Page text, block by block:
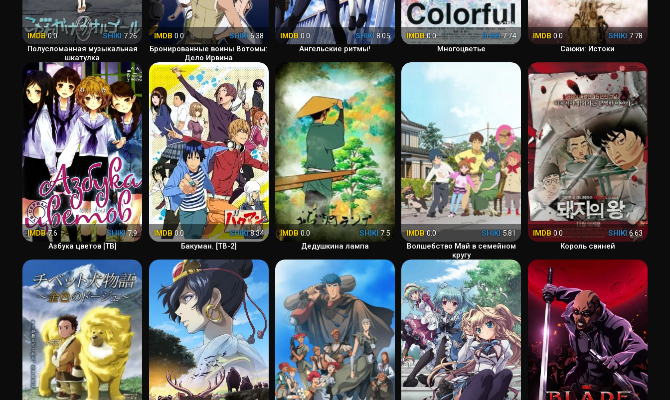
IMDB0.0 SHIKI 7.26
Полусломанная музыкальная
шкатулка
IMDB 0.0 SHIKI6.38
Бронированные воины Вотомы:
Дело Ирвина
IMDB0.0 SHIKI8.05
Ангельские ритмы!
IMDB0.0 SHIKI7.74
Многоцветье
IMDB 0.0 SHIKI 7.78
Саюки: Истоки
IMDB7.6 SHIKI7.9
Азбука цветов [ТВ]
IMDB 0.0 SHIKI8.34
Бакуман. [ТВ-2]
IMDB 0.0 SHIKI7.5
Дедушкина лампа
IMDB0.0 SHIKI 5.81
Волшебство Май в семейном
кругу
IMDB 0.0 SHIKI 6.63
Король свиней